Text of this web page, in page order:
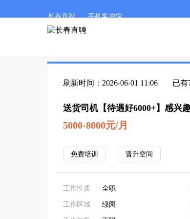
长春直聘 手机客户端
刷新时间：2026-06-01 11:06 已有
送货司机【待遇好6000+】感兴
5000-8000元/月
免费培训 晋升空间
工作性质 全职
工作区域 绿园